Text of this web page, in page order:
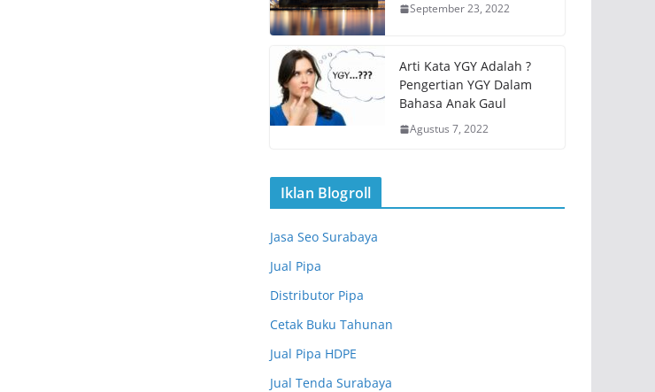
September 23, 2022
Arti Kata YGY Adalah ?
Pengertian YGY Dalam
Bahasa Anak Gaul
Agustus 7, 2022
Iklan Blogroll
Jasa Seo Surabaya
Jual Pipa
Distributor Pipa
Cetak Buku Tahunan
Jual Pipa HDPE
Jual Tenda Surabaya